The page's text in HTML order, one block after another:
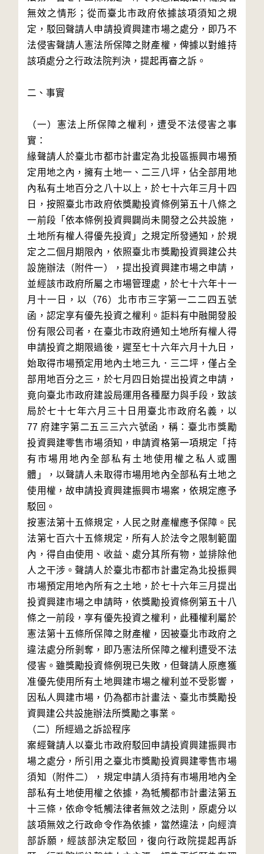
無效之情形；從而臺北市政府依據該項須知之規
定，駁回聲請人申請投資興建市場之處分，即乃不
法侵害聲請人憲法所保障之財產權，俾據以對維持
該項處分之行政法院判決，提起再審之訴。
二、事實
（一）憲法上所保障之權利，遭受不法侵害之事
實：
緣聲請人於臺北市都市計畫定為北投區振興市場預
定用地之內，擁有土地一、二三八坪，佔全部用地
內私有土地百分之八十以上，於七十六年三月十四
日，按照臺北市政府依獎勵投資條例第五十八條之
一前段「依本條例投資興闢尚未開發之公共設施，
土地所有權人得優先投資」之規定所發通知，於規
定之二個月期限內，依照臺北市獎勵投資興建公共
設施辦法（附件一），提出投資興建市場之申請，
並經該市政府所屬之市場管理處，於七十六年十一
月十一日，以（76）北市市三字第一二二四五號
函，認定享有優先投資之權利。詎料有中融開發股
份有限公司者，在臺北市政府通知土地所有權人得
申請投資之期限過後，遲至七十六年六月十九日，
始取得市場預定用地內土地三九．三二坪，僅占全
部用地百分之三，於七月四日始提出投資之申請，
竟向臺北市政府建設局運用各種壓力與手段，致該
局於七十七年六月三十日用臺北市政府名義，以
77 府建字第二五三三六六號函，稱：臺北市獎勵
投資興建零售市場須知，申請資格第一項規定「持
有市場用地內全部私有土地使用權之私人或團
體」，以聲請人未取得市場用地內全部私有土地之
使用權，故申請投資興建振興市場案，依規定應予
駁回。
按憲法第十五條規定，人民之財產權應予保障。民
法第七百六十五條規定，所有人於法令之限制範圍
內，得自由使用、收益、處分其所有物，並排除他
人之干涉。聲請人於臺北市都市計畫定為北投振興
市場預定用地內所有之土地，於七十六年三月提出
投資興建市場之申請時，依獎勵投資條例第五十八
條之一前段，享有優先投資之權利，此種權利屬於
憲法第十五條所保障之財產權，因被臺北市政府之
違法處分所剝奪，即乃憲法所保障之權利遭受不法
侵害。雖獎勵投資條例現已失敗，但聲請人原應獲
准優先使用所有土地興建市場之權利並不受影響，
因私人興建市場，仍為都市計畫法、臺北市獎勵投
資興建公共設施辦法所獎勵之事業。
（二）所經過之訴訟程序
案經聲請人以臺北市政府駁回申請投資興建振興市
場之處分，所引用之臺北市獎勵投資興建零售市場
須知（附件二），規定申請人須持有市場用地內全
部私有土地使用權之依據，為牴觸都市計畫法第五
十三條，依命令牴觸法律者無效之法則，原處分以
該項無效之行政命令作為依據，當然違法，向經濟
部訴願，經該部決定駁回，復向行政院提起再訴